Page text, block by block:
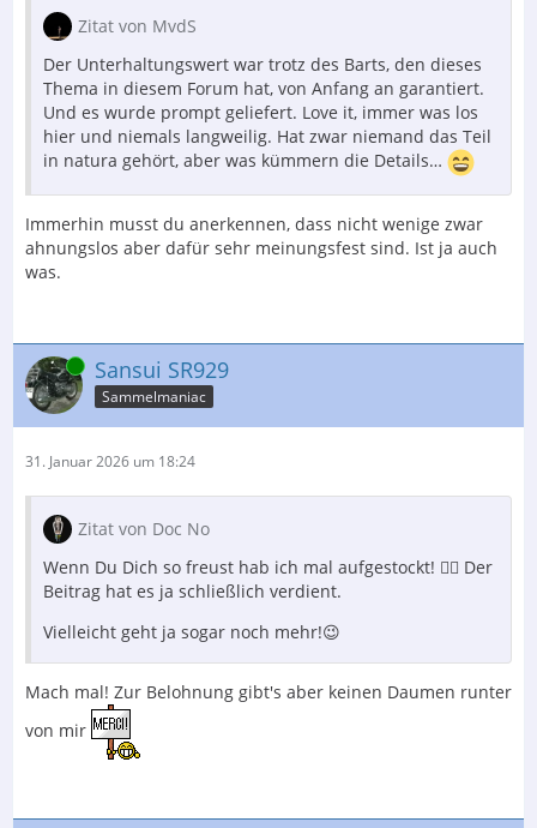
Zitat von MvdS
Der Unterhaltungswert war trotz des Barts, den dieses
Thema in diesem Forum hat, von Anfang an garantiert.
Und es wurde prompt geliefert. Love it, immer was los
hier und niemals langweilig. Hat zwar niemand das Teil
in natura gehört, aber was kümmern die Details…
Immerhin musst du anerkennen, dass nicht wenige zwar
ahnungslos aber dafür sehr meinungsfest sind. Ist ja auch
was.
Online Sansui SR929
Sammelmaniac
31. Januar 2026 um 18:24
Zitat von Doc No
Wenn Du Dich so freust hab ich mal aufgestockt! 👎🏻 Der
Beitrag hat es ja schließlich verdient.
Vielleicht geht ja sogar noch mehr!😉
Mach mal! Zur Belohnung gibt's aber keinen Daumen runter
von mir